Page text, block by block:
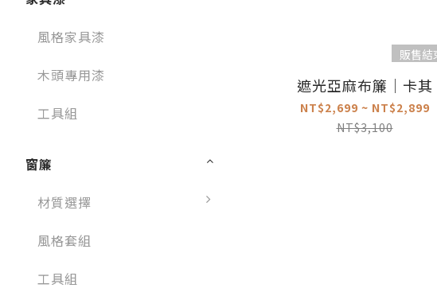
風格家具漆
木頭專用漆
工具組
窗簾
材質選擇
風格套組
工具組
販售結
遮光亞麻布簾｜卡其
NT$2,699 ~ NT$2,899
NT$3,100